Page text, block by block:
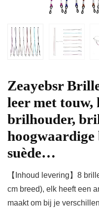
Zeayebsr
leer met touw,
brilhouder,
suède…
【Inhoud levering】8
cm breed), elk heeft een
maakt om bij je